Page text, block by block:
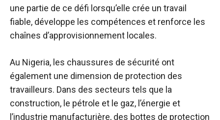
une partie de ce défi lorsqu’elle crée un travail
fiable, développe les compétences et renforce les
chaînes d’approvisionnement locales.
Au Nigeria, les chaussures de sécurité ont
également une dimension de protection des
travailleurs. Dans des secteurs tels que la
construction, le pétrole et le gaz, l’énergie et
l’industrie manufacturière, des bottes de protection